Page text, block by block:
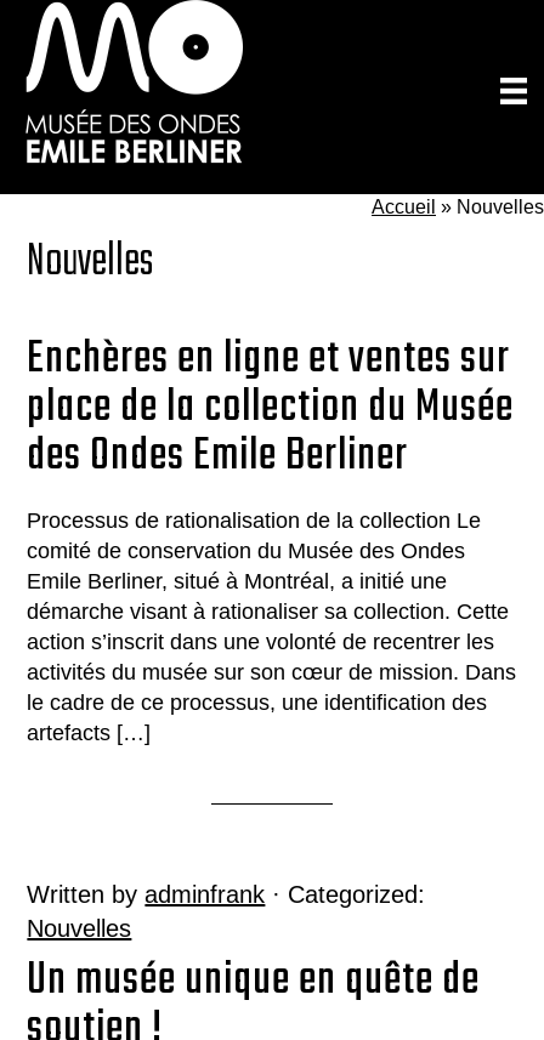
Passer
au
contenu
principal
Accueil » Nouvelles
Nouvelles
Enchères en ligne et ventes sur
place de la collection du Musée
des Ondes Emile Berliner
Processus de rationalisation de la collection Le
comité de conservation du Musée des Ondes
Emile Berliner, situé à Montréal, a initié une
démarche visant à rationaliser sa collection. Cette
action s’inscrit dans une volonté de recentrer les
activités du musée sur son cœur de mission. Dans
le cadre de ce processus, une identification des
artefacts […]
Written byadminfrank · Categorized:
Nouvelles
Un musée unique en quête de